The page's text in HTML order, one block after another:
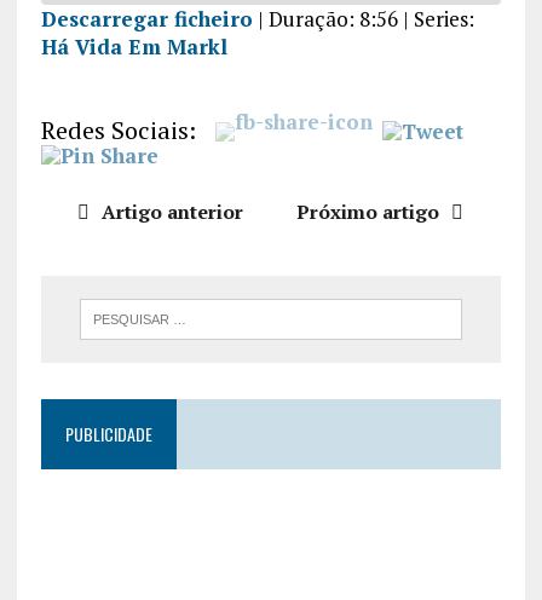
PARTILHA
INCORPO
RAR
Descarregar ficheiro | Duração: 8:56| Series:
Há Vida Em Markl
Redes Sociais:
Artigo anterior Próximo artigo
PUBLICIDADE